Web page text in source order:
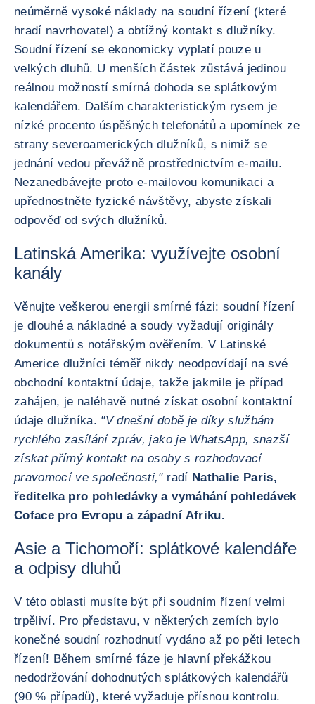
neúměrně vysoké náklady na soudní řízení (které
hradí navrhovatel) a obtížný kontakt s dlužníky.
Soudní řízení se ekonomicky vyplatí pouze u
velkých dluhů. U menších částek zůstává jedinou
reálnou možností smírná dohoda se splátkovým
kalendářem. Dalším charakteristickým rysem je
nízké procento úspěšných telefonátů a upomínek ze
strany severoamerických dlužníků, s nimiž se
jednání vedou převážně prostřednictvím e-mailu.
Nezanedbávejte proto e-mailovou komunikaci a
upřednostněte fyzické návštěvy, abyste získali
odpověď od svých dlužníků.
Latinská Amerika: využívejte osobní
kanály
Věnujte veškerou energii smírné fázi: soudní řízení
je dlouhé a nákladné a soudy vyžadují originály
dokumentů s notářským ověřením. V Latinské
Americe dlužníci téměř nikdy neodpovídají na své
obchodní kontaktní údaje, takže jakmile je případ
zahájen, je naléhavě nutné získat osobní kontaktní
údaje dlužníka. "V dnešní době je díky službám
rychlého zasílání zpráv, jako je WhatsApp, snazší
získat přímý kontakt na osoby s rozhodovací
pravomocí ve společnosti,"radí Nathalie Paris,
ředitelka pro pohledávky a vymáhání pohledávek
Coface pro Evropu a západní Afriku.
Asie a Tichomoří: splátkové kalendáře
a odpisy dluhů
V této oblasti musíte být při soudním řízení velmi
trpěliví. Pro představu, v některých zemích bylo
konečné soudní rozhodnutí vydáno až po pěti letech
řízení! Během smírné fáze je hlavní překážkou
nedodržování dohodnutých splátkových kalendářů
(90 % případů), které vyžaduje přísnou kontrolu.